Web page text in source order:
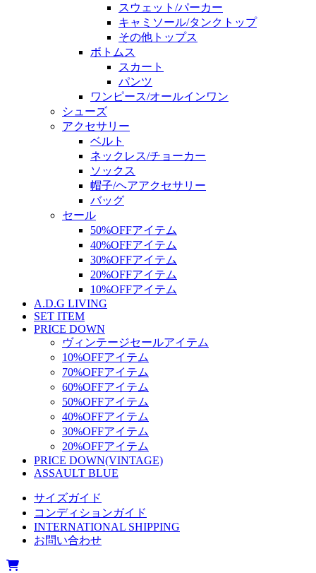
スウェット/パーカー
キャミソール/タンクトップ
その他トップス
ボトムス
スカート
パンツ
ワンピース/オールインワン
シューズ
アクセサリー
ベルト
ネックレス/チョーカー
ソックス
帽子/ヘアアクセサリー
バッグ
セール
50%OFFアイテム
40%OFFアイテム
30%OFFアイテム
20%OFFアイテム
10%OFFアイテム
A.D.G LIVING
SET ITEM
PRICE DOWN
ヴィンテージセールアイテム
10%OFFアイテム
70%OFFアイテム
60%OFFアイテム
50%OFFアイテム
40%OFFアイテム
30%OFFアイテム
20%OFFアイテム
PRICE DOWN(VINTAGE)
ASSAULT BLUE
サイズガイド
コンディションガイド
INTERNATIONAL SHIPPING
お問い合わせ